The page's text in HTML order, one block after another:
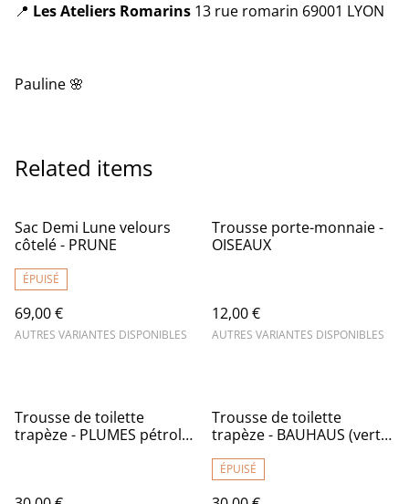
📍 Les Ateliers Romarins 13 rue romarin 69001 LYON
Pauline 🌸
Related items
Sac Demi Lune velours
côtelé - PRUNE
ÉPUISÉ
69,00 €
AUTRES VARIANTES DISPONIBLES
Trousse porte-monnaie -
OISEAUX
12,00 €
AUTRES VARIANTES DISPONIBLES
Trousse de toilette
trapèze - PLUMES pétrole
Trousse de toilette
trapèze - BAUHAUS (vert -
intérieur imperméable
ÉPUISÉ